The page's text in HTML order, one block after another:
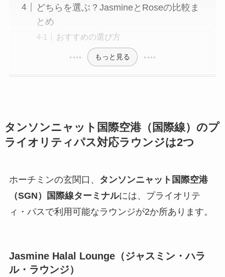
どちらを選ぶ？JasmineとRoseの比較ま
とめ
おすすめの選び方
もっと見る
タンソンニャット国際空港（国際線）のプ
ライオリティパス対応ラウンジは2つ
ホーチミンの玄関口、
タンソンニャット国際空港
（SGN）国際線ターミナルには、プライオリテ
ィ・パスで利用可能なラウンジが2か所あります。
Jasmine Halal Lounge（ジャスミン・ハラ
ル・ラウンジ）